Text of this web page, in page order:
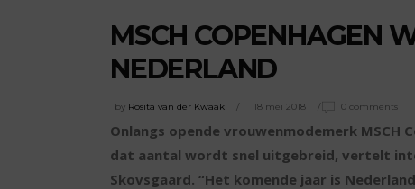
MSCH COPENHAGEN
NEDERLAND
by Rosita van der Kwaak 18 mei 2018 0 comments
Onlangs opende vrouwenmodemerk MSCH
dat aantal wordt snel uitgebreid, vertelt
Skovsgaard. “Het komende jaar is